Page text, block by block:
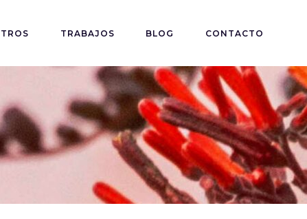
TRABAJOS BLOG CONTACTO